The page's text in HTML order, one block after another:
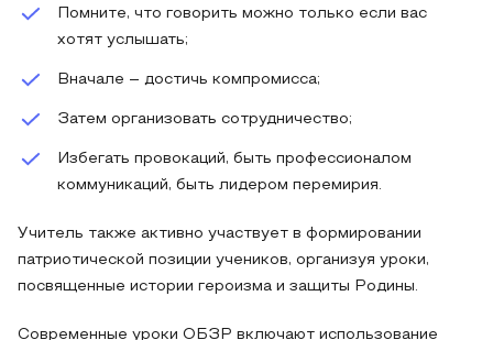
Помните, что говорить можно только если вас
хотят услышать;
Вначале – достичь компромисса;
Затем организовать сотрудничество;
Избегать провокаций, быть профессионалом
коммуникаций, быть лидером перемирия.
Учитель также активно участвует в формировании
патриотической позиции учеников, организуя уроки,
посвященные истории героизма и защиты Родины.
Современные уроки ОБЗР включают использование